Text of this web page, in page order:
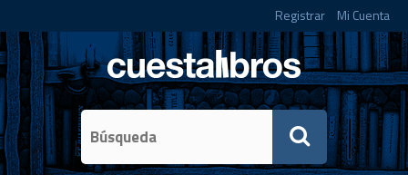
Registrar Mi Cuenta